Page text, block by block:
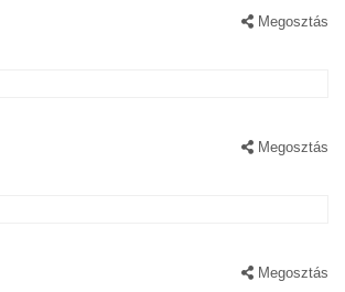
Megosztás
Megosztás
Megosztás